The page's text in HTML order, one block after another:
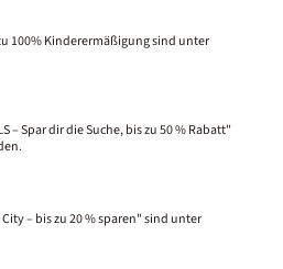
100% Kinderermäßigung sind unter
– Spar dir die Suche, bis zu 50 % Rabatt"
– bis zu 20 % sparen" sind unter